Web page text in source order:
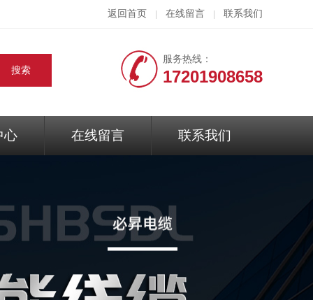
返回首页 在线留言 联系我们
服务热线：
17201908658
心 在线留言 联系我们